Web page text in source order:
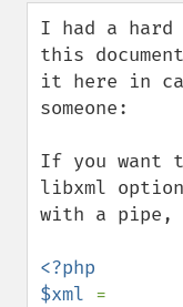
down
I had a
this
it here in
someone:
If you want
libxml
with a
<?php
$xml